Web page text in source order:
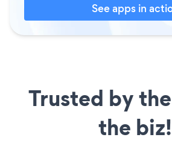
See apps in
Trusted by
the biz!